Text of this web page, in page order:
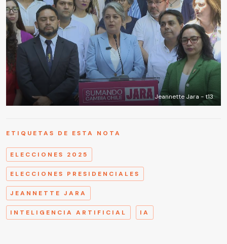
Jeannette Jara - t13
ETIQUETAS DE ESTA NOTA
ELECCIONES 2025
ELECCIONES PRESIDENCIALES
JEANNETTE JARA
INTELIGENCIA ARTIFICIAL IA